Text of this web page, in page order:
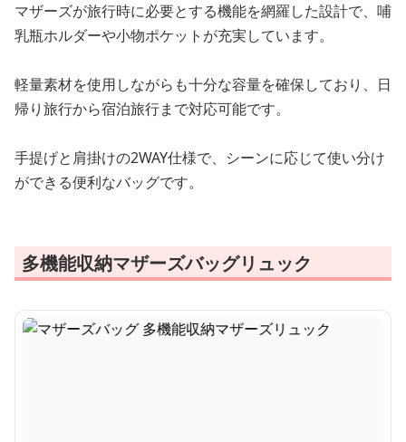
マザーズが旅行時に必要とする機能を網羅した設計で、哺
乳瓶ホルダーや小物ポケットが充実しています。
軽量素材を使用しながらも十分な容量を確保しており、日
帰り旅行から宿泊旅行まで対応可能です。
手提げと肩掛けの2WAY仕様で、シーンに応じて使い分け
ができる便利なバッグです。
多機能収納マザーズバッグリュック